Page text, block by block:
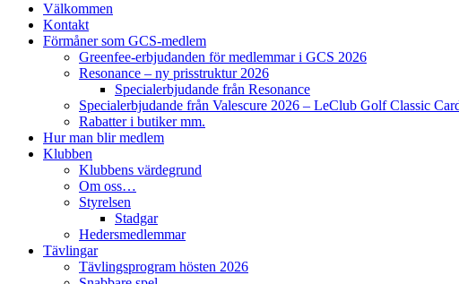
Välkommen
Kontakt
Förmåner som GCS-medlem
Greenfee-erbjudanden för medlemmar i GCS 2026
Resonance – ny prisstruktur 2026
Specialerbjudande från Resonance
Specialerbjudande från Valescure 2026 – LeClub Golf Classic
Rabatter i butiker mm.
Hur man blir medlem
Klubben
Klubbens värdegrund
Om oss…
Styrelsen
Stadgar
Hedersmedlemmar
Tävlingar
Tävlingsprogram hösten 2026